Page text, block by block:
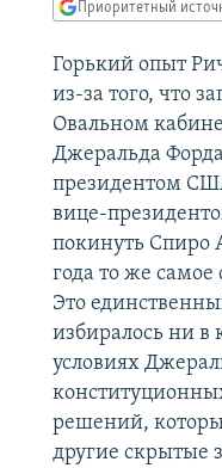
Приоритетный
Горький опыт
из-за того, что
Овальном
Джеральда
президентом
вице-
покинуть Спиро
года то же самое
Это
избиралось ни в
условиях
решений,
другие скрытые